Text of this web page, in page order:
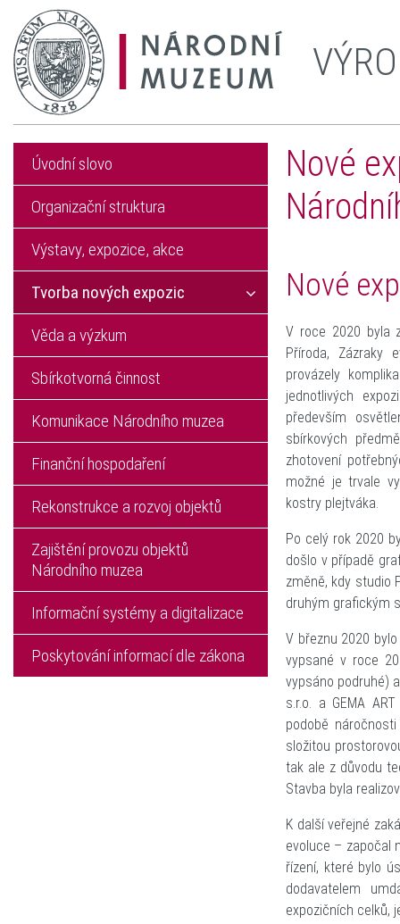
Nové
Nové
V roce 2020 byla
Příroda, Zázraky
provázely
jednotlivých
především
sbírkových
zhotovení
možné je trvale
kostry plejtváka.
Po celý rok 2020
došlo v případě
změně, kdy studio
druhým grafickým
V březnu 2020
vypsané v roce
vypsáno podruhé)
s.r.o. a GEMA
podobě
složitou
tak ale z důvodu
Stavba byla
K další veřejné
evoluce – započal
řízení, které bylo
dodavatelem
expozičních celků,
Úvodní slovo
Organizační struktura
Výstavy, expozice, akce
Tvorba nových expozic
Věda a výzkum
Sbírkotvorná činnost
Komunikace Národního muzea
Finanční hospodaření
Rekonstrukce a rozvoj objektů
Zajištění provozu objektů
Národního muzea
Informační systémy a digitalizace
Poskytování informací dle zákona